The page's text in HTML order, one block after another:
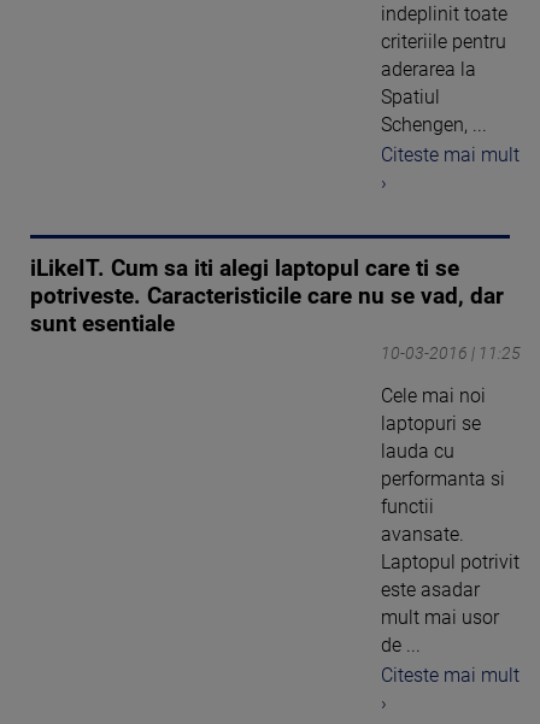
indeplinit toate
criteriile pentru
aderarea la
Spatiul
Schengen, ...
Citeste mai mult
›
iLikeIT. Cum sa iti alegi laptopul care ti se
potriveste. Caracteristicile care nu se vad, dar
sunt esentiale
10-03-2016 | 11:25
Cele mai noi
laptopuri se
lauda cu
performanta si
functii
avansate.
Laptopul potrivit
este asadar
mult mai usor
de ...
Citeste mai mult
›